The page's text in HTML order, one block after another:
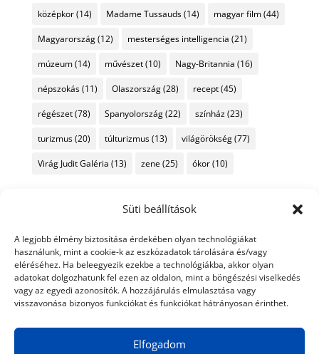
Süti beállítások
A legjobb élmény biztosítása érdekében olyan technológiákat
használunk, mint a cookie-k az eszközadatok tárolására és/vagy
eléréséhez. Ha beleegyezik ezekbe a technológiákba, akkor olyan
adatokat dolgozhatunk fel ezen az oldalon, mint a böngészési viselkedés
vagy az egyedi azonosítók. A hozzájárulás elmulasztása vagy
visszavonása bizonyos funkciókat és funkciókat hátrányosan érinthet.
Elfogadom
középkor(14) Madame Tussauds(14) magyar film(44)
Magyarország(12) mesterséges intelligencia (21)
múzeum(14) művészet(10) Nagy-Britannia (16)
népszokás(11) Olaszország(28) recept(45)
régészet(78) Spanyolország(22) színház(23)
turizmus(20) túlturizmus(13) világörökség(77)
Virág Judit Galéria (13) zene (25) ókor(10)